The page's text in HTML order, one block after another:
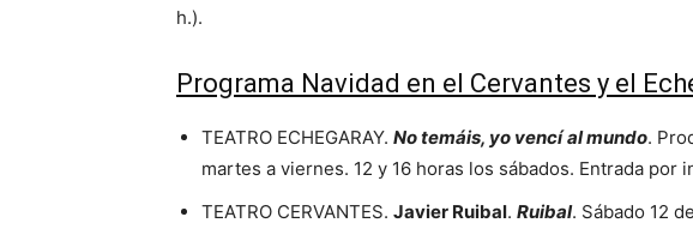
h.).
Programa Navidad en el Cervantes y el
TEATRO ECHEGARAY. No temáis, yo vencí al mundo.
martes a viernes. 12 y 16 horas los sábados. Entrada por
TEATRO CERVANTES. Javier Ruibal. Ruibal. Sábado 12